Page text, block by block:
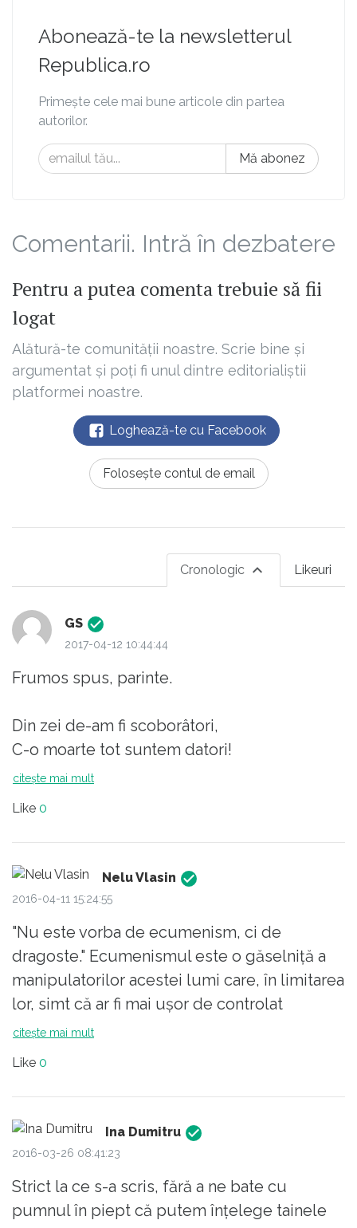
Abonează-te la newsletterul
Republica.ro
Primește cele mai bune articole din partea
autorilor.
Mă abonez
Comentarii. Intră în dezbatere
Pentru a putea comenta trebuie să fii
logat
Alătură-te comunității noastre. Scrie bine și
argumentat și poți fi unul dintre editorialiștii
platformei noastre.
Loghează-te cu Facebook
Folosește contul de email
Likeuri
Cronologic
GS
2017-04-12 10:44:44
Frumos spus, parinte.
Din zei de-am fi scoborâtori,
C-o moarte tot suntem datori!
Totuna e dac-ai murit
Ori câine-nlănţuit...îN FRICĂ!
citește mai mult
Like 0
Nelu Vlasin
2016-04-11 15:24:55
"Nu este vorba de ecumenism, ci de
dragoste." Ecumenismul este o găselniţă a
manipulatorilor acestei lumi care, în limitarea
lor, simt că ar fi mai uşor de controlat
creştinismul (mai bine-zis pe adepţii acestei
creştină este un har extraordinar oferit de
Mântuitorul nostru: a respecta sau nu
anumite zile, a mânca sau nu anumite
îngăduite, dar nu toate sunt de folos - şi a
învăţa, uneori pe propria piele, lepădarea de
citește mai mult
Like 0
Ina Dumitru
2016-03-26 08:41:23
Strict la ce s-a scris, fără a ne bate cu
pumnul în piept că putem înțelege tainele